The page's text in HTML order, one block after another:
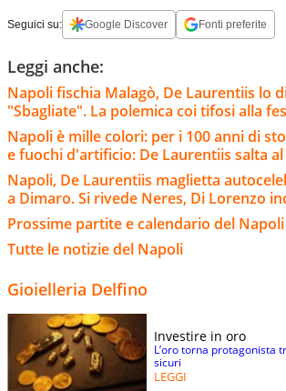
Seguici su: Google Discover Fonti preferite
Leggi anche:
Napoli fischia Malagò, De Laurentiis lo
"Sbagliate". La polemica coi tifosi alla
Napoli è mille colori: per i 100 anni di
e fuochi d'artificio: De Laurentiis salta
Napoli, De Laurentiis maglietta
a Dimaro. Si rivede Neres, Di Lorenzo
Prossime partite e calendario del Napoli
Tutte le notizie del Napoli
Gioielleria Delfino
Investire in oro
L’oro torna protagonista
sicuri
LEGGI